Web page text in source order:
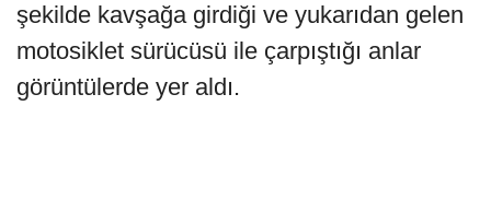
şekilde kavşağa girdiği ve yukarıdan gelen
motosiklet sürücüsü ile çarpıştığı anlar
görüntülerde yer aldı.